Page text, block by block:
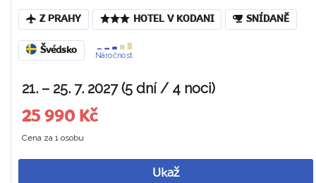
Z PRAHY HOTEL V KODANI SNÍDANĚ
Švédsko
Náročnost
21. – 25. 7. 2027 (5 dní / 4 noci)
25 990 Kč
Cena za 1 osobu
Ukaž